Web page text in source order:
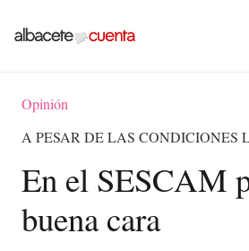
Opinión
A PESAR DE LAS CONDICIONES
En el SESCAM
buena cara